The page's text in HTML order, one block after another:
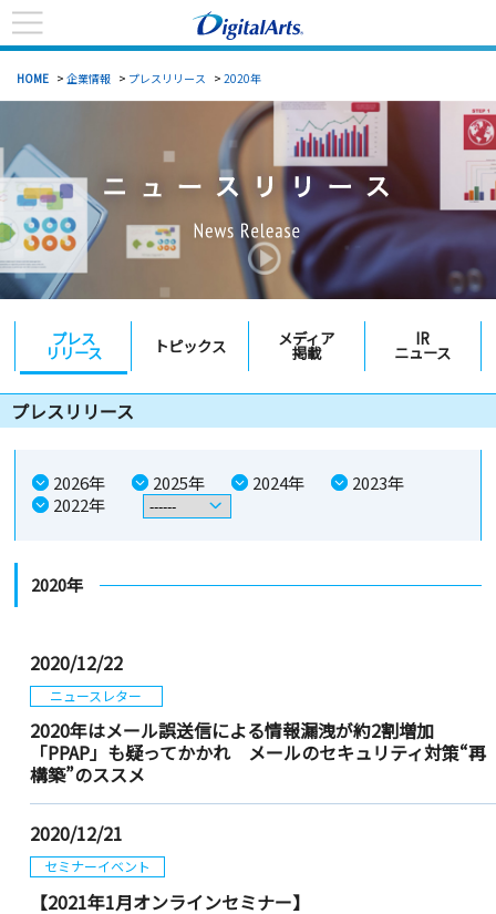
HOME > 企業情報 > プレスリリース > 2020年
プレス
リリース トピックス メディア
掲載
IR
ニュース
プレスリリース
2026年 2025年 2024年
2023年
2022年
2020年
2020/12/22
ニュースレター
2020年はメール誤送信による情報漏洩が約2割増加
「PPAP」も疑ってかかれ メールのセキュリティ対策“再
構築”のススメ
2020/12/21
セミナーイベント
【2021年1月オンラインセミナー】